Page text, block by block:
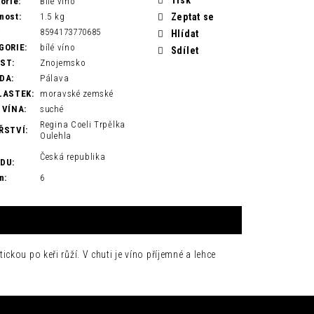
:
1.5 kg
8594173770685
:
bílé víno
:
Znojemsko
:
Pálava
:
moravské zemské
VÍNA:
suché
:
Regina Coeli Trpělka
Oulehla
:
Česká republika
: 6
Zeptat se
Hlídat
Sdílet
po keři růží. V chuti je víno příjemné a lehce